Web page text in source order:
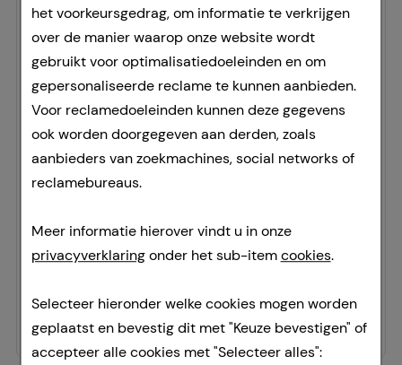
het voorkeursgedrag, om informatie te verkrijgen
over de manier waarop onze website wordt
gebruikt voor optimalisatiedoeleinden en om
gepersonaliseerde reclame te kunnen aanbieden.
Voor reclamedoeleinden kunnen deze gegevens
ook worden doorgegeven aan derden, zoals
aanbieders van zoekmachines, social networks of
reclamebureaus.
Meer informatie hierover vindt u in onze
privacyverklaringonder het sub-itemcookies.
Selecteer hieronder welke cookies mogen worden
geplaatst en bevestig dit met "Keuze bevestigen" of
accepteer alle cookies met "Selecteer alles":
CETAPHIL Pro Spot Control
mattier.Feuchtigkeit Cr.
Galderma Laboratorium GmbH
14168134
Doorgaans gereed voor verzending binnen 24-36 uur.
16,95 €¹
141,25 €per 1 l